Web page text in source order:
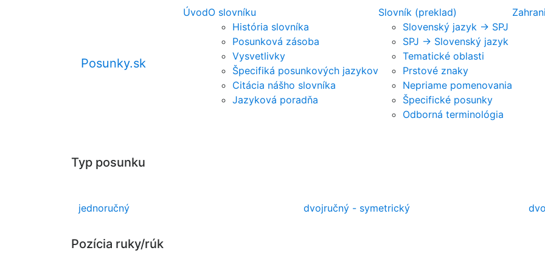
Posunky.sk
ÚvodO slovníku
História slovníka
Posunková zásoba
Vysvetlivky
Špecifiká posunkových jazykov
Citácia nášho slovníka
Jazyková poradňa
Slovník (preklad)
Slovenský jazyk -> SPJ
SPJ -> Slovenský jazyk
Tematické oblasti
Prstové znaky
Nepriame pomenovania
Špecifické posunky
Odborná terminológia
Typ posunku
jednoručný dvojručný - symetrický
Pozícia ruky/rúk